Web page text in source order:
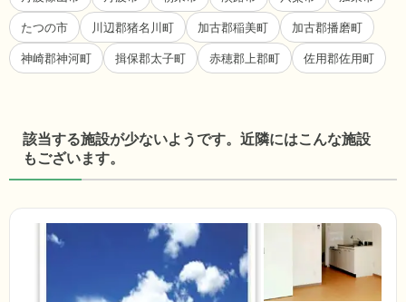
たつの市 川辺郡猪名川町 加古郡稲美町 加古郡播磨町
神崎郡神河町 揖保郡太子町 赤穂郡上郡町 佐用郡佐用町
該当する施設が少ないようです。近隣にはこんな施設
もございます。